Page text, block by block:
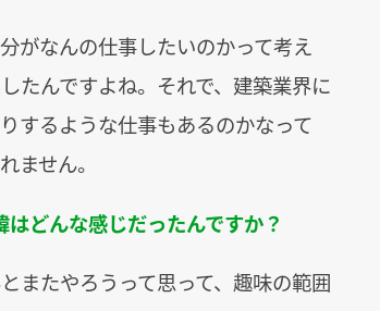
がなんの仕事したいのかって考え
たんですよね。それで、建築業界に
するような仕事もあるのかなって
ません。
どんな感じだったんですか？
またやろうって思って、趣味の範囲